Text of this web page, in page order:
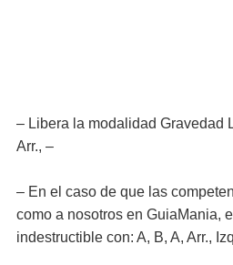
– Libera la modalidad Gravedad
Arr., –
– En el caso de que las
como a nosotros en GuiaMania,
indestructible con: A, B, A, Arr.,